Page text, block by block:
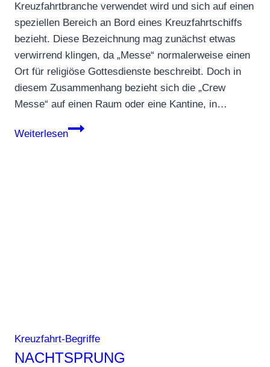
Kreuzfahrtbranche verwendet wird und sich auf einen
speziellen Bereich an Bord eines Kreuzfahrtschiffs
bezieht. Diese Bezeichnung mag zunächst etwas
verwirrend klingen, da „Messe“ normalerweise einen
Ort für religiöse Gottesdienste beschreibt. Doch in
diesem Zusammenhang bezieht sich die „Crew
Messe“ auf einen Raum oder eine Kantine, in…
Weiterlesen
Crew
Kreuzfahrt-Begriffe
NACHTSPRUNG